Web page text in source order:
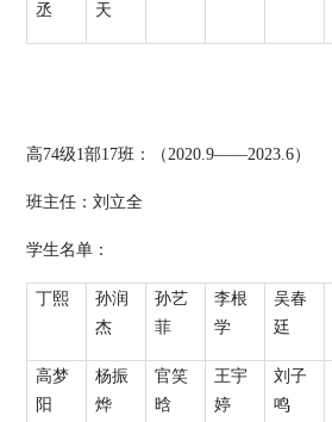
丞
天
高74级1部17班：（2020.9——2023.6）
班主任：刘立全
学生名单：
丁熙
孙润
杰
孙艺
菲
李根
学
吴春
廷
高梦
阳
杨振
烨
官笑
晗
王宇
婷
刘子
鸣